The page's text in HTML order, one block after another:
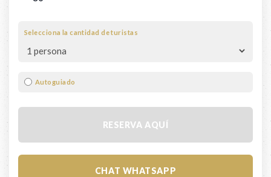
Selecciona la cantidad de turistas
Autoguiado
RESERVA AQUÍ
CHAT WHATSAPP